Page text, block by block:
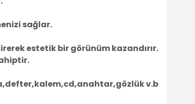
sağlar.
estetik bir görünüm kazandırır.
v.b